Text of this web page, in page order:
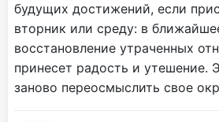
будущих достижений, если
вторник или среду: в
восстановление утраченных
принесет радость и утешение.
заново переосмыслить свое